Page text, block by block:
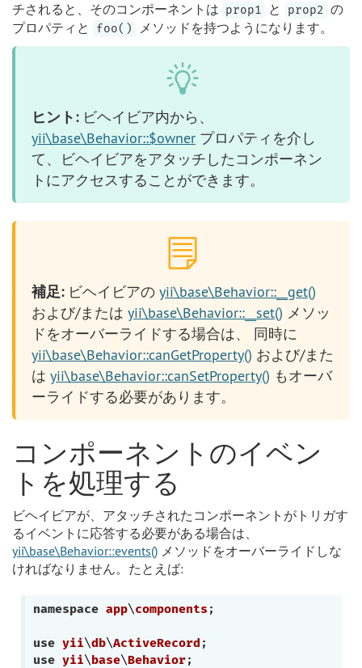
チされると、そのコンポーネントは prop1 と prop2 の
プロパティと
foo() メソッドを持つようになります。
ヒント: ビヘイビア内から、
yii\base\Behavior::$owner プロパティを介し
て、ビヘイビアをアタッチしたコンポーネン
トにアクセスすることができます。
補足: ビヘイビアの yii\base\Behavior::__get()
および/または yii\base\Behavior::__set() メソッ
ドをオーバーライドする場合は、 同時に
yii\base\Behavior::canGetProperty() および/また
は yii\base\Behavior::canSetProperty() もオーバ
ーライドする必要があります。
コンポーネントのイベン
トを処理する
ビヘイビアが、アタッチされたコンポーネントがトリガす
るイベントに応答する必要がある場合は、
yii\base\Behavior::events() メソッドをオーバーライドしな
ければなりません。たとえば:
namespace app\components ;
use yii\db\ActiveRecord
use yii\base\Behavior;